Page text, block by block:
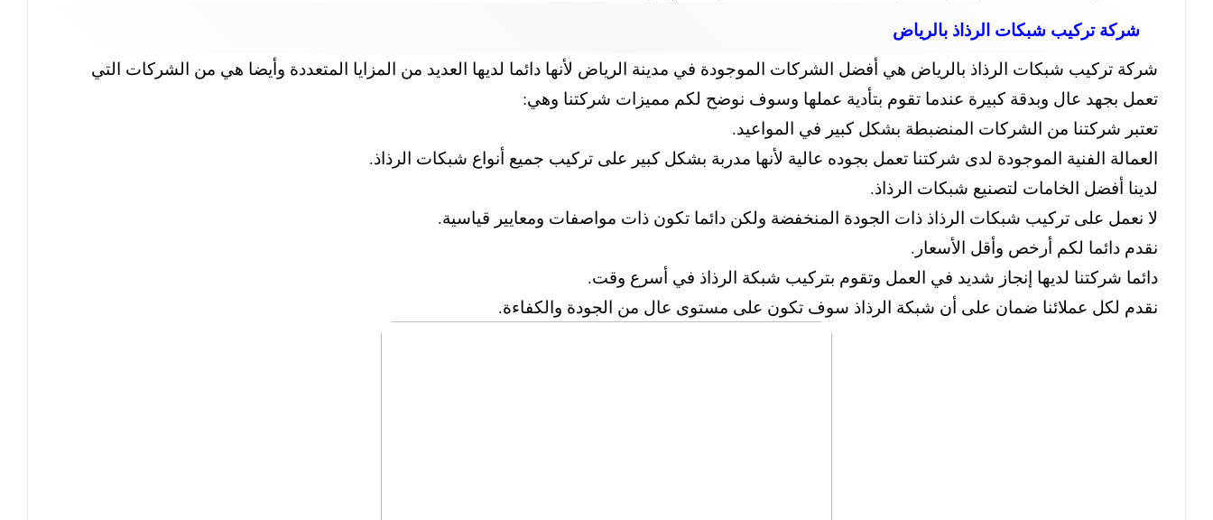
شركة تركيب شبكات الرذاذ بالرياض
شركة تركيب شبكات الرذاذ بالرياض هي أفضل الشركات الموجودة في مدينة الرياض لأنها دائما لديها العديد من المزايا المتعددة وأيضا هي من الشركات التي
تعمل بجهد عال وبدقة كبيرة عندما تقوم بتأدية عملها وسوف نوضح لكم مميزات شركتنا وهي:
تعتبر شركتنا من الشركات المنضبطة بشكل كبير في المواعيد.
العمالة الفنية الموجودة لدى شركتنا تعمل بجوده عالية لأنها مدربة بشكل كبير على تركيب جميع أنواع شبكات الرذاذ.
لدينا أفضل الخامات لتصنيع شبكات الرذاذ.
لا نعمل على تركيب شبكات الرذاذ ذات الجودة المنخفضة ولكن دائما تكون ذات مواصفات ومعايير قياسية.
نقدم دائما لكم أرخص وأقل الأسعار.
دائما شركتنا لديها إنجاز شديد في العمل وتقوم بتركيب شبكة الرذاذ في أسرع وقت.
نقدم لكل عملائنا ضمان على أن شبكة الرذاذ سوف تكون على مستوى عال من الجودة والكفاءة.